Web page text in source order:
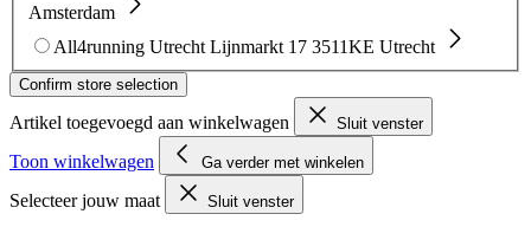
Amsterdam
All4running Utrecht Lijnmarkt 17 3511KE Utrecht
Confirm store selection
Artikel toegevoegd aan winkelwagen Sluit venster
Toon winkelwagen Ga verder met winkelen
Selecteer jouw maat Sluit venster